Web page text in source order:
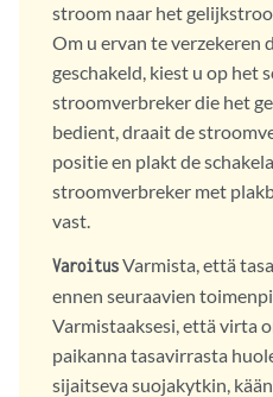
stroom naar het
Om u ervan te verzekeren
geschakeld, kiest u op het
stroomverbreker die het
bedient, draait de
positie en plakt de
stroomverbreker met
vast.
VaroitusVarmista, että
ennen seuraavien
Varmistaaksesi, että virta
paikanna tasavirrasta
sijaitseva suojakytkin,